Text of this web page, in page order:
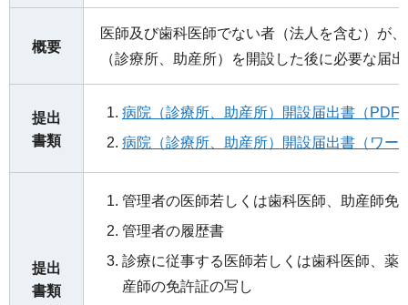
概要
医師及び歯科医師でない者（法人を含む）が
（診療所、助産所）を開設した後に必要な届
提出
書類
病院（診療所、助産所）開設届出書（PDF
病院（診療所、助産所）開設届出書（ワー
提出
書類
管理者の医師若しくは歯科医師、助産師免
管理者の履歴書
診療に従事する医師若しくは歯科医師、薬
産師の免許証の写し